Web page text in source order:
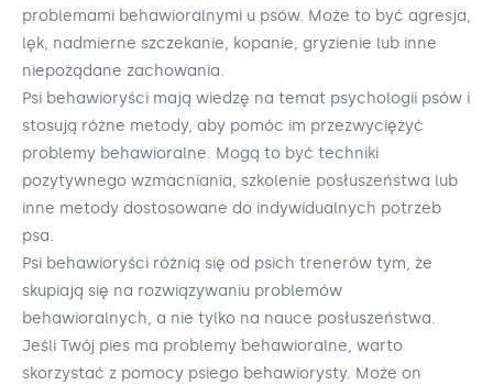
problemami behawioralnymi u psów. Może to być agresja,
lęk, nadmierne szczekanie, kopanie, gryzienie lub inne
niepożądane zachowania.
Psi behawioryści mają wiedzę na temat psychologii psów i
stosują różne metody, aby pomóc im przezwyciężyć
problemy behawioralne. Mogą to być techniki
pozytywnego wzmacniania, szkolenie posłuszeństwa lub
inne metody dostosowane do indywidualnych potrzeb
psa.
Psi behawioryści różnią się od psich trenerów tym, że
skupiają się na rozwiązywaniu problemów
behawioralnych, a nie tylko na nauce posłuszeństwa.
Jeśli Twój pies ma problemy behawioralne, warto
skorzystać z pomocy psiego behawiorysty. Może on